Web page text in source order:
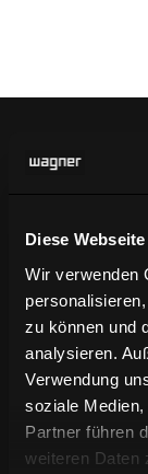
Diese
Wir verwenden
zu können und
analysieren.
Verwendung
soziale
Partner führen
weiteren Daten
Verpassen
Living
N